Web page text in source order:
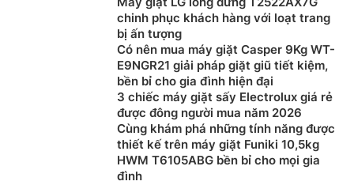
chinh phục khách hàng với loạt trang
bị ấn tượng
Có nên mua máy giặt Casper 9Kg WT-
E9NGR21 giải pháp giặt giũ tiết kiệm,
bền bỉ cho gia đình hiện đại
3 chiếc máy giặt sấy Electrolux giá rẻ
được đông người mua năm 2026
Cùng khám phá những tính năng được
thiết kế trên máy giặt Funiki 10,5kg
HWM T6105ABG bền bỉ cho mọi gia
đình